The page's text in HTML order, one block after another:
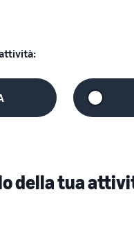
della tua